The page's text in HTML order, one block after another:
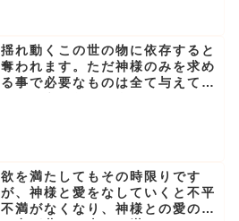
揺れ動くこの世の物に依存すると
奪われます。ただ神様のみを求め
る事で必要なものは全て与えて戴
欲を満たしてもその時限りです
が、神様と愛をなしていくと不平
不満がなくなり、神様との愛の思